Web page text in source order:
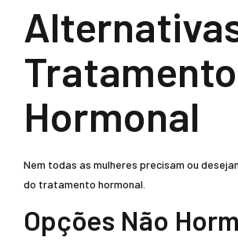
Tratamento
Hormonal
Nem todas as mulheres precisam ou
do tratamento hormonal.
Opções Não